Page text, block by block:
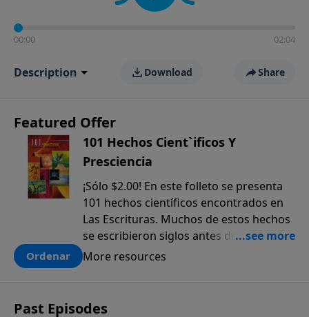
00:00 02:04
Description Download Share
Featured Offer
101 Hechos Cient`ificos Y
Presciencia
¡Sólo $2.00! En este folleto se presenta
101 hechos científicos encontrados en
Las Escrituras. Muchos de estos hechos
se escribieron siglos antes de que
fueran descubiertos. El anticipado
más a la prueba colectiva de que la
Ordenar More resources
Past Episodes